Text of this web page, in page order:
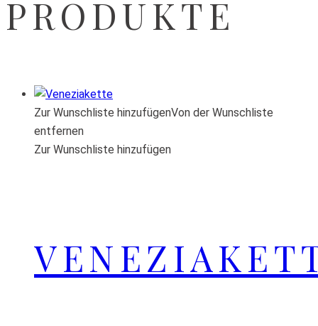
PRODUKTE
Zur Wunschliste hinzufügenVon der Wunschliste
entfernen
Zur Wunschliste hinzufügen